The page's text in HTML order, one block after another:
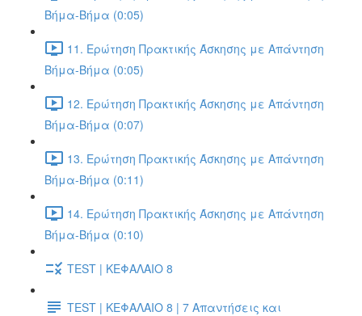
Βήμα-Βήμα (0:05)
11. Ερώτηση Πρακτικής Άσκησης με Απάντηση
Βήμα-Βήμα (0:05)
12. Ερώτηση Πρακτικής Άσκησης με Απάντηση
Βήμα-Βήμα (0:07)
13. Ερώτηση Πρακτικής Άσκησης με Απάντηση
Βήμα-Βήμα (0:11)
14. Ερώτηση Πρακτικής Άσκησης με Απάντηση
Βήμα-Βήμα (0:10)
TEST | ΚΕΦΑΛΑΙΟ 8
TEST | ΚΕΦΑΛΑΙΟ 8 | 7 Απαντήσεις και